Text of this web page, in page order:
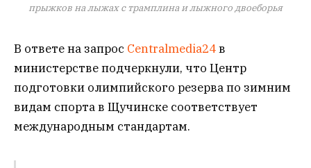
прыжков на лыжах с трамплина и лыжного двоеборья
В ответе на запрос Centralmedia24в
министерстве подчеркнули, что Центр
подготовки олимпийского резерва по зимним
видам спорта в Щучинске соответствует
международным стандартам.